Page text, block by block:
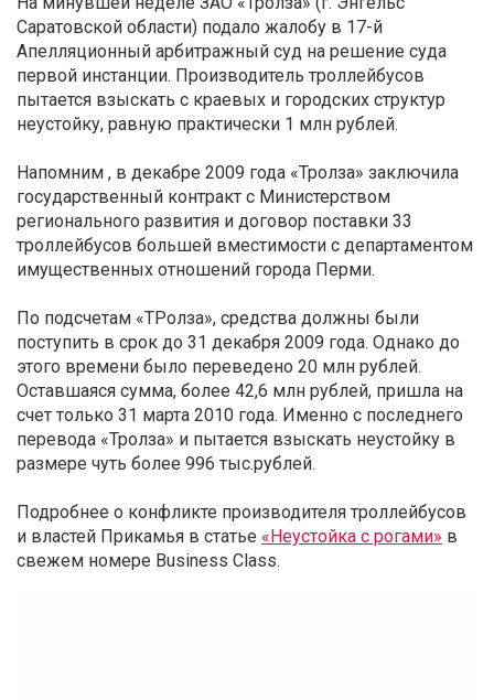
Саратовской области) подало жалобу в 17-й
Апелляционный арбитражный суд на решение суда
первой инстанции. Производитель троллейбусов
пытается взыскать с краевых и городских структур
неустойку, равную практически 1 млн рублей.
Напомним , в декабре 2009 года «Тролза» заключила
государственный контракт с Министерством
регионального развития и договор поставки 33
троллейбусов большей вместимости с департаментом
имущественных отношений города Перми.
По подсчетам «ТРолза», средства должны были
поступить в срок до 31 декабря 2009 года. Однако до
этого времени было переведено 20 млн рублей.
Оставшаяся сумма, более 42,6 млн рублей, пришла на
счет только 31 марта 2010 года. Именно с последнего
перевода «Тролза» и пытается взыскать неустойку в
размере чуть более 996 тыс.рублей.
Подробнее о конфликте производителя троллейбусов
и властей Прикамья в статье «Неустойка с рогами» в
свежем номере Business Class.